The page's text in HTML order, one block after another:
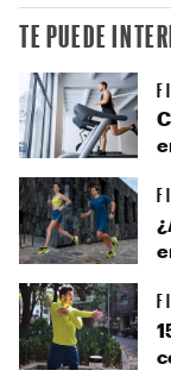
TE PUEDE